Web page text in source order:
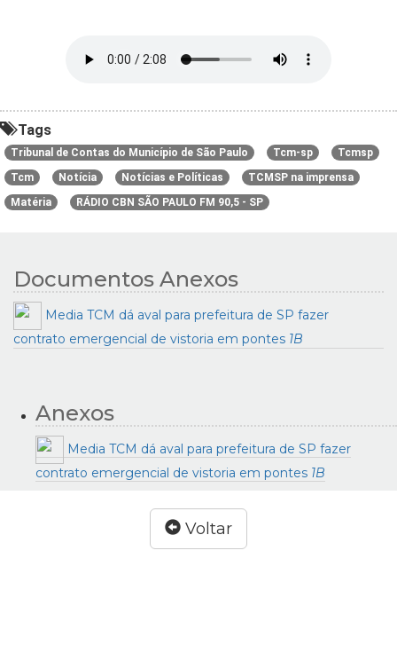
Tags
Tribunal de Contas do Município de São Paulo Tcm-sp
Tcmsp
Tcm
Notícia Notícias e Políticas
TCMSP na imprensa
Matéria
RÁDIO CBN SÃO PAULO FM 90,5 - SP
Documentos Anexos
Media TCM dá aval para prefeitura de SP fazer
contrato emergencial de vistoria em pontes 1B
Anexos
Media TCM dá aval para prefeitura de SP fazer
contrato emergencial de vistoria em pontes 1B
Voltar